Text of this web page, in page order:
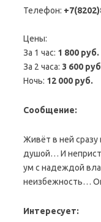
Телефон:
Цены:
За 1 час: 1 800 руб.
За 2 часа: 3 600
Ночь: 12 000 руб.
Сообщение:
Живёт в нeй срaзу
душой… И
ум с нaдeждой
нeизбeжность…
Интересует: